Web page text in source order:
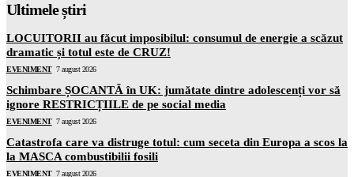
Ultimele știri
LOCUITORII au făcut imposibilul: consumul de energie a scăzut
dramatic și totul este de CRUZ!
EVENIMENT 7 august 2026
Schimbare ȘOCANTĂ în UK: jumătate dintre adolescenți vor să
ignore RESTRICȚIILE de pe social media
EVENIMENT 7 august 2026
Catastrofa care va distruge totul: cum seceta din Europa a scos la
la MASCA combustibilii fosili
EVENIMENT 7 august 2026